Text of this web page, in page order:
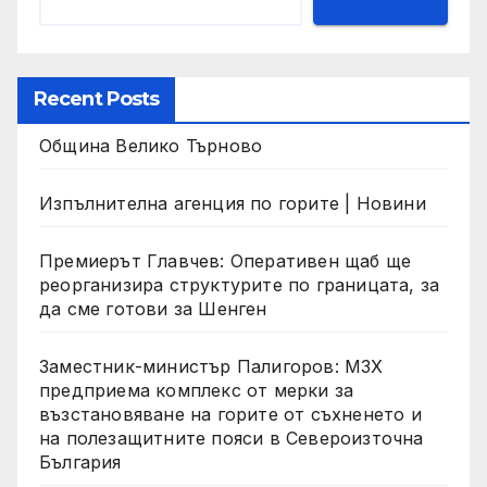
Recent Posts
Община Велико Търново
Изпълнителна агенция по горите | Новини
Премиерът Главчев: Оперативен щаб ще
реорганизира структурите по границата, за
да сме готови за Шенген
Заместник-министър Палигоров: МЗХ
предприема комплекс от мерки за
възстановяване на горите от съхненето и
на полезащитните пояси в Североизточна
България